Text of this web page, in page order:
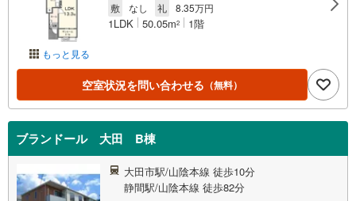
もっと見る
敷
なし 礼 8.35万円
1LDK 50.05m2 1階
空室状況を問い合わせる （無料）
ブランドール 大田 B棟
大田市駅/山陰本線 徒歩10分
静間駅/山陰本線 徒歩82分